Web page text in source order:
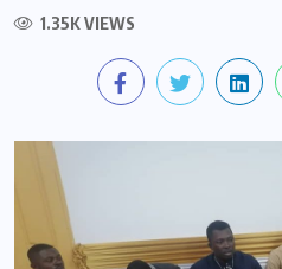
1.35K VIEWS